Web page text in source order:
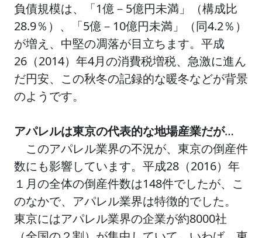
負債規模は、「1億－5億円未満」（構成比
28.9％）、「5億－10億円未満」（同4.2％）
が増え、中堅の凋落が目立ちます。平成
26（2014）年4月の消費税増税、急激に進ん
だ円安、この秋冬の記録的な暖冬などが背景
のようです。
アパレルは東京の代表的な地場産業だが…
このアパレル業界の不況が、東京の倒産件
数にも影響しています。平成28（2016）年
１月の全体の倒産件数は148件でしたが、こ
のなかで、アパレル業界は特徴的でした。
東京にはアパレル業界の企業が約8000社